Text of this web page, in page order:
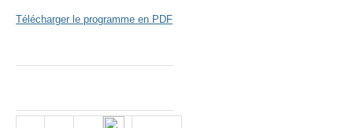
Télécharger le programme en PDF